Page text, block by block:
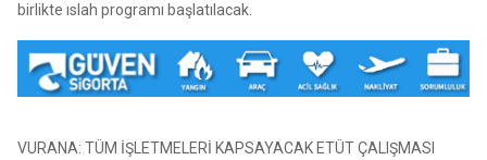
birlikte ıslah programı başlatılacak.
VURANA: TÜM İŞLETMELERİ KAPSAYACAK ETÜT ÇALIŞMASI